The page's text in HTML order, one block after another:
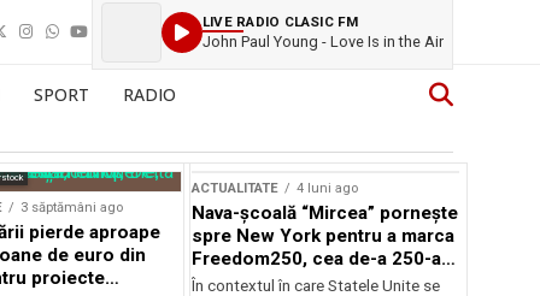
LIVE RADIO CLASIC FM
John Paul Young - Love Is in the Air
SPORT RADIO
3 săptămâni ago
pierde aproape
de euro din
proiecte
ACTUALITATE 4 luni ago
Nava-școală “Mircea” pornește
spre New York pentru a marca
Freedom250, cea de-a 250-a
aniversare a Statelor Unite
În contextul în care Statele Unite se